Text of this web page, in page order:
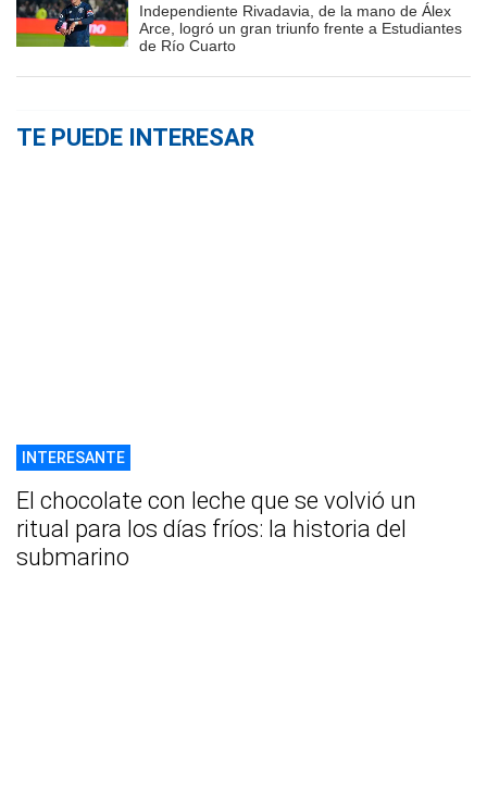
Independiente Rivadavia, de la mano de Álex
Arce, logró un gran triunfo frente a Estudiantes
de Río Cuarto
TE PUEDE INTERESAR
INTERESANTE
El chocolate con leche que se volvió un
ritual para los días fríos: la historia del
submarino